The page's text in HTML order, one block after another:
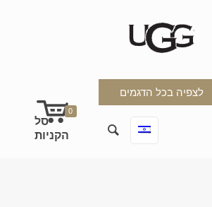
לצפיה בכל הדגמים
0